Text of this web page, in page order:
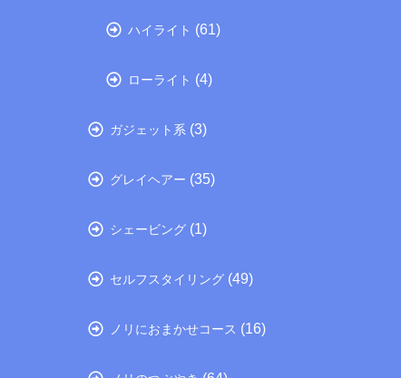
ハイライト (61)
ローライト (4)
ガジェット系 (3)
グレイヘアー (35)
シェービング (1)
セルフスタイリング (49)
ノリにおまかせコース (16)